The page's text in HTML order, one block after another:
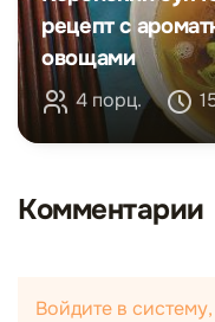
рецепт с
овощами
4 порц.
Комментарии
Войдите в